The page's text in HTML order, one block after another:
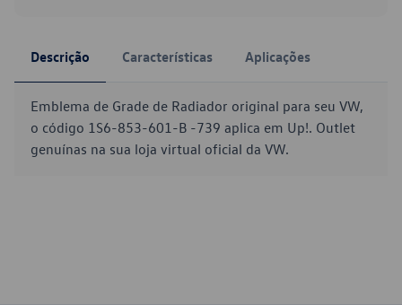
Descrição Características Aplicações
Emblema de Grade de Radiador original para seu VW,
o código 1S6-853-601-B -739 aplica em Up!. Outlet
genuínas na sua loja virtual oficial da VW.